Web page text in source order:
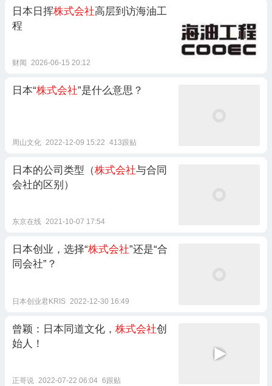
日本日挥株式会社高层到访海油工
程
财闻 2026-06-15 20:12
日本“株式会社”是什么意思？
周山文化 2022-12-09 15:22 413跟贴
日本的公司类型（株式会社与合同
会社的区别）
东京在线 2021-10-07 17:54
日本创业，选择“株式会社”还是“合
同会社”？
日本创业君KRIS 2022-12-30 16:49
曾颖：日本同道文化， 株式会社创
始人！
正哥说 2022-07-22 06:04 6跟贴